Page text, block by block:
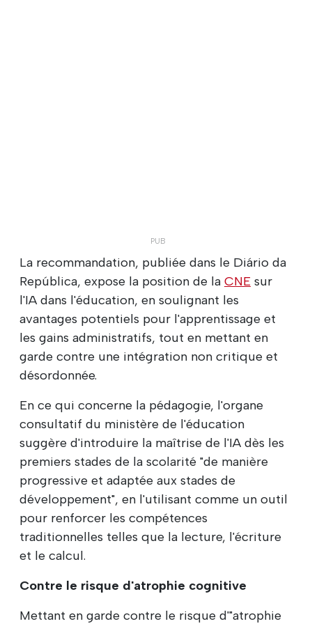
La recommandation, publiée dans le Diário da
República, expose la position de la CNE sur
l'IA dans l'éducation, en soulignant les
avantages potentiels pour l'apprentissage et
les gains administratifs, tout en mettant en
garde contre une intégration non critique et
désordonnée.
En ce qui concerne la pédagogie, l'organe
consultatif du ministère de l'éducation
suggère d'introduire la maîtrise de l'IA dès les
premiers stades de la scolarité "de manière
progressive et adaptée aux stades de
développement", en l'utilisant comme un outil
pour renforcer les compétences
traditionnelles telles que la lecture, l'écriture
et le calcul.
Contre le risque d'atrophie cognitive
Mettant en garde contre le risque d'"atrophie